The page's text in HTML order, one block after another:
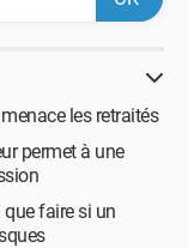
les retraités
permet à une
que faire si un